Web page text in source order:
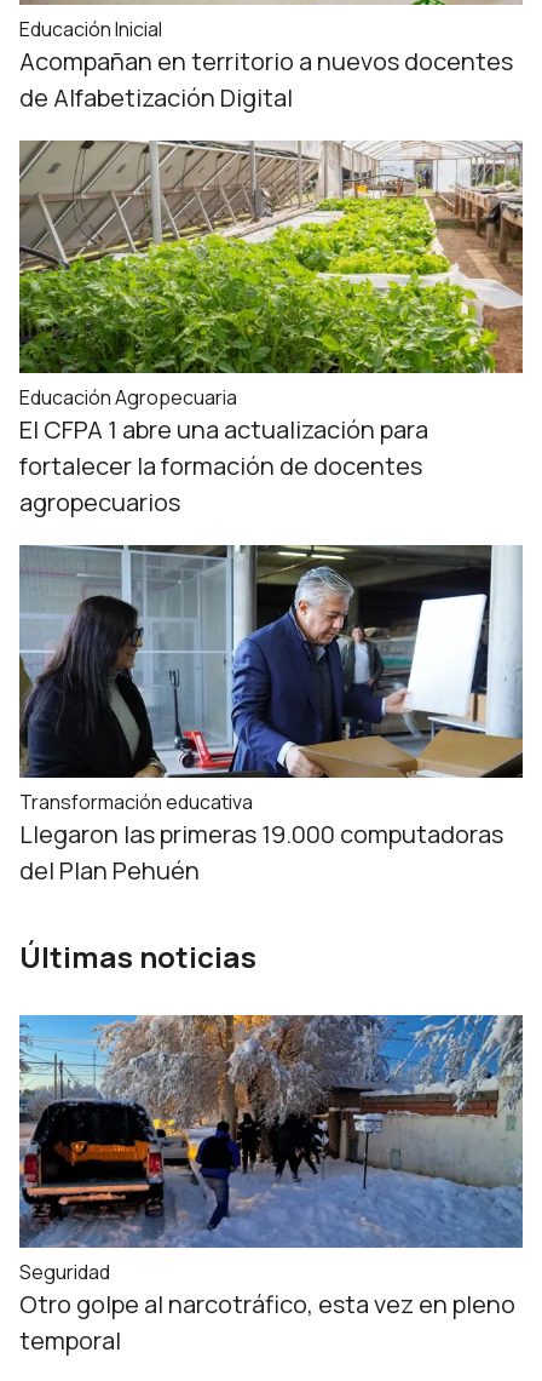
Educación Inicial
Acompañan en territorio a nuevos docentes
de Alfabetización Digital
Educación Agropecuaria
El CFPA 1 abre una actualización para
fortalecer la formación de docentes
agropecuarios
Transformación educativa
Llegaron las primeras 19.000 computadoras
del Plan Pehuén
Últimas noticias
Seguridad
Otro golpe al narcotráfico, esta vez en pleno
temporal